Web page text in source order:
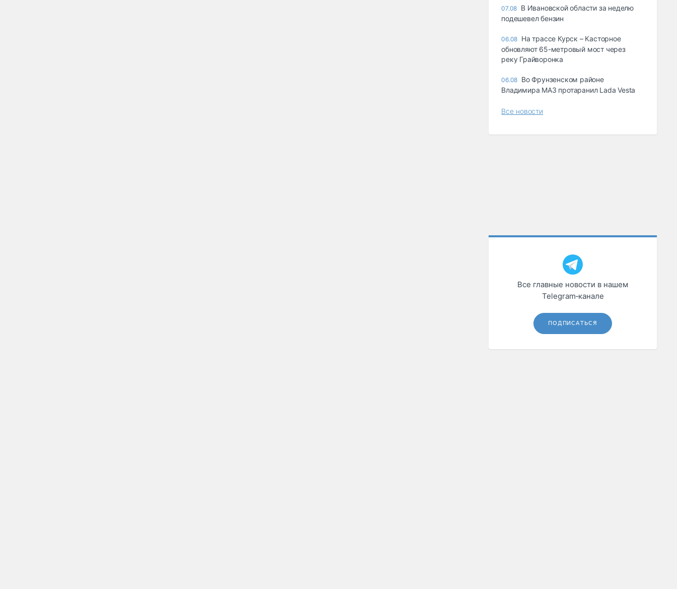
07.08 В Ивановской области за неделю
подешевел бензин
06.08 На трассе Курск – Касторное
обновляют 65-метровый мост через
реку Грайворонка
06.08 Во Фрунзенском районе
Владимира МАЗ протаранил Lada Vesta
Все новости
Все главные новости в нашем
Telegram‑канале
ПОДПИСАТЬСЯ